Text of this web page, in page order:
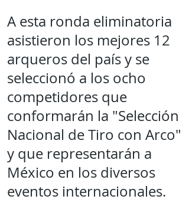
A esta ronda eliminatoria
asistieron los mejores 12
arqueros del país y se
seleccionó a los ocho
competidores que
conformarán la "Selección
Nacional de Tiro con Arco"
y que representarán a
México en los diversos
eventos internacionales.